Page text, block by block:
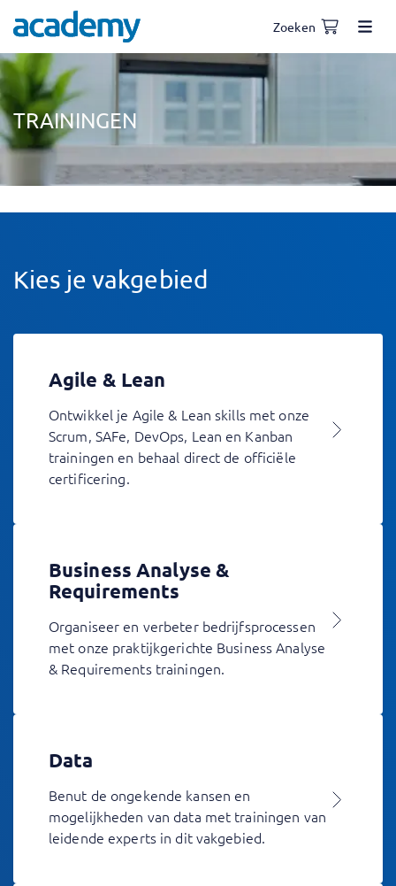
Zoeken
TRAININGEN
Kies je vakgebied
Agile & Lean
Ontwikkel je Agile & Lean skills met onze
Scrum, SAFe, DevOps, Lean en Kanban
trainingen en behaal direct de officiële
certificering.
Business Analyse &
Requirements
Organiseer en verbeter bedrijfsprocessen
met onze praktijkgerichte Business Analyse
& Requirements trainingen.
Data
Benut de ongekende kansen en
mogelijkheden van data met trainingen van
leidende experts in dit vakgebied.